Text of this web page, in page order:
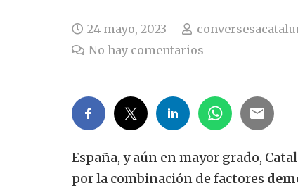
24 mayo, 2023
No hay comentarios
España, y aún en mayor grado,
por la combinación de factores